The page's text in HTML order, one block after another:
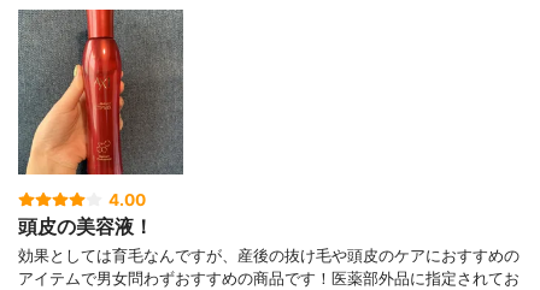
4.00
頭皮の美容液！
効果としては育毛なんですが、産後の抜け毛や頭皮のケアにおすすめの
アイテムで男女問わずおすすめの商品です！医薬部外品に指定されてお